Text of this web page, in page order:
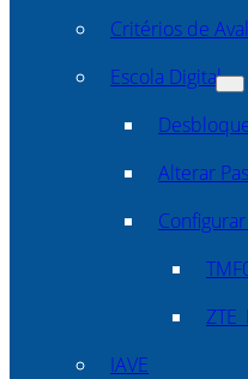
Critérios de
Escola Digital
Alterar
IAVE